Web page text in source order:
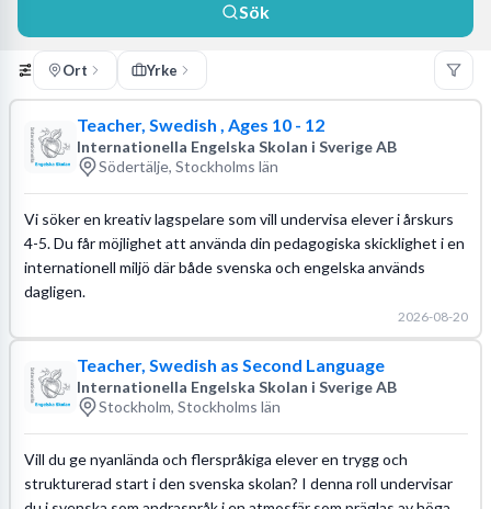
Sök
Ort Yrke
Teacher, Swedish , Ages 10 - 12
Internationella Engelska Skolan i Sverige AB
Södertälje, Stockholms län
Vi söker en kreativ lagspelare som vill undervisa elever i årskurs
4-5. Du får möjlighet att använda din pedagogiska skicklighet i en
internationell miljö där både svenska och engelska används
dagligen.
2026-08-20
Teacher, Swedish as Second Language
Internationella Engelska Skolan i Sverige AB
Stockholm, Stockholms län
Vill du ge nyanlända och flerspråkiga elever en trygg och
strukturerad start i den svenska skolan? I denna roll undervisar